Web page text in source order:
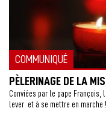
COMMUNIQUÉ
PÈLERINAGE DE LA
Conviées par le pape
lever et à se mettre en marche